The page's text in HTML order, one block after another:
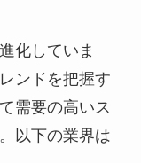
化していま
ンドを把握す
需要の高いス
以下の業界は